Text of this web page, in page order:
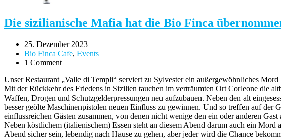
Die sizilianische Mafia hat die Bio Finca
25. Dezember 2023
Bio Finca Cafe, Events
1 Comment
Unser Restaurant „Valle di Templi“ serviert zu Sylvester ein außergewöhnliches Mord
Mit der Rückkehr des Friedens in Sizilien tauchen im verträumten Ort Corleone die
Waffen, Drogen und Schutzgelderpressungen neu aufzubauen. Neben den alt
besser geölte Maschinenpistolen neuen Einfluss zu gewinnen. Und so treffen auf
einflussreichen Gästen zusammen, von denen nicht wenige den ein oder anderen
Neben köstlichem (italienischem) Essen steht an diesem Abend darum auch ein
Abend sicher sein, lebendig nach Hause zu gehen, aber jeder wird die Chance